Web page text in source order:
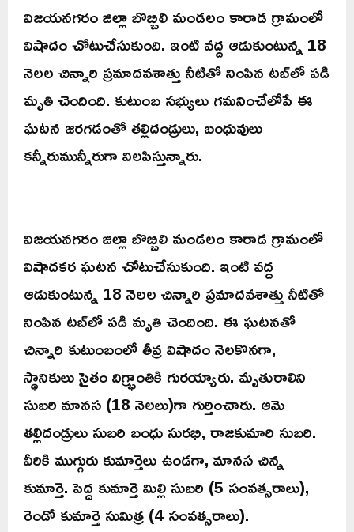
విజయనగరం జిల్లా బొబ్బిలి మండలం కారాడ గ్రామంలో
విషాదం చోటుచేసుకుంది. ఇంటి వద్ద ఆడుకుంటున్న 18
నెలల చిన్నారి ప్రమాదవశాత్తు నీటితో నింపిన టబ్‌లో పడి
మృతి చెందింది. కుటుంబ సభ్యులు గమనించేలోపే ఈ
ఘటన జరగడంతో తల్లిదండ్రులు, బంధువులు
కన్నీరుమున్నీరుగా విలపిస్తున్నారు.
విజయనగరం జిల్లా బొబ్బిలి మండలం కారాడ గ్రామంలో
విషాదకర ఘటన చోటుచేసుకుంది. ఇంటి వద్ద
ఆడుకుంటున్న 18 నెలల చిన్నారి ప్రమాదవశాత్తు నీటితో
నింపిన టబ్‌లో పడి మృతి చెందింది. ఈ ఘటనతో
చిన్నారి కుటుంబంలో తీవ్ర విషాదం నెలకొనగా,
స్థానికులు సైతం దిగ్భ్రాంతికి గురయ్యారు. మృతురాలిని
సుబరి మానస (18 నెలలు)గా గుర్తించారు. ఆమె
తల్లిదండ్రులు సుబరి బంధు సురభి, రాజకుమారి సుబరి.
వీరికి ముగ్గురు కుమార్తెలు ఉండగా, మానస చిన్న
కుమార్తె. పెద్ద కుమార్తె మిల్లి సుబరి (5 సంవత్సరాలు),
రెండో కుమార్తె సుమిత్ర (4 సంవత్సరాలు).